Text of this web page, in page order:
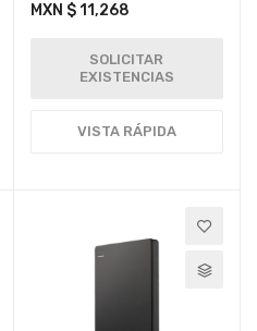
MXN $ 11,268
SOLICITAR
EXISTENCIAS
VISTA RÁPIDA